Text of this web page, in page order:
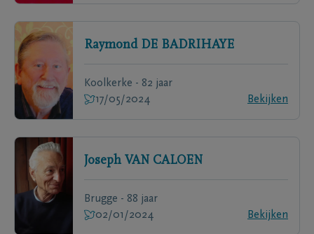
Raymond DE BADRIHAYE
Koolkerke - 82 jaar
17/05/2024
Bekijken
Joseph VAN CALOEN
Brugge - 88 jaar
02/01/2024
Bekijken